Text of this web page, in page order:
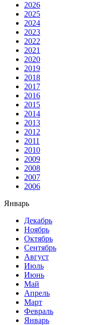
2026
2025
2024
2023
2022
2021
2020
2019
2018
2017
2016
2015
2014
2013
2012
2011
2010
2009
2008
2007
2006
Январь
Декабрь
Ноябрь
Октябрь
Сентябрь
Август
Июль
Июнь
Май
Апрель
Март
Февраль
Январь